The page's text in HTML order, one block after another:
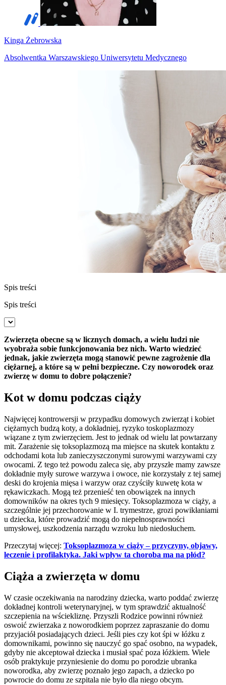
Kinga Żebrowska
Absolwentka Warszawskiego Uniwersytetu Medycznego
Spis treści
Spis treści
Zwierzęta obecne są w licznych domach, a wielu ludzi nie
wyobraża sobie funkcjonowania bez nich. Warto wiedzieć
jednak, jakie zwierzęta mogą stanowić pewne zagrożenie dla
ciężarnej, a które są w pełni bezpieczne. Czy noworodek oraz
zwierzę w domu to dobre połączenie?
Kot w domu podczas ciąży
Najwięcej kontrowersji w przypadku domowych zwierząt i kobiet
ciężarnych budzą koty, a dokładniej, ryzyko toskoplazmozy
wiązane z tym zwierzęciem. Jest to jednak od wielu lat powtarzany
mit. Zarażenie się toksoplazmozą ma miejsce na skutek kontaktu z
odchodami kota lub zanieczyszczonymi surowymi warzywami czy
owocami. Z tego też powodu zaleca się, aby przyszłe mamy zawsze
dokładnie myły surowe warzywa i owoce, nie korzystały z tej samej
deski do krojenia mięsa i warzyw oraz czyściły kuwetę kota w
rękawiczkach. Mogą też przenieść ten obowiązek na innych
domowników na okres tych 9 miesięcy. Toksoplazmoza w ciąży, a
szczególnie jej przechorowanie w I. trymestrze, grozi powikłaniami
u dziecka, które prowadzić mogą do niepełnosprawności
umysłowej, uszkodzenia narządu wzroku lub niedosłuchem.
Przeczytaj więcej: Toksoplazmoza w ciąży – przyczyny, objawy,
leczenie i profilaktyka. Jaki wpływ ta choroba ma na płód?
Ciąża a zwierzęta w domu
W czasie oczekiwania na narodziny dziecka, warto poddać zwierzę
dokładnej kontroli weterynaryjnej, w tym sprawdzić aktualność
szczepienia na wściekliznę. Przyszli Rodzice powinni również
oswoić zwierzaka z noworodkiem poprzez zapraszanie do domu
przyjaciół posiadających dzieci. Jeśli pies czy kot śpi w łóżku z
domownikami, powinno się nauczyć go spać osobno, na wypadek,
gdyby nie akceptował dziecka i musiał spać poza łóżkiem. Wiele
osób praktykuje przyniesienie do domu po porodzie ubranka
noworodka, aby zwierzę poznało jego zapach, a dziecko po
powrocie do domu ze szpitala nie było dla niego obcym.